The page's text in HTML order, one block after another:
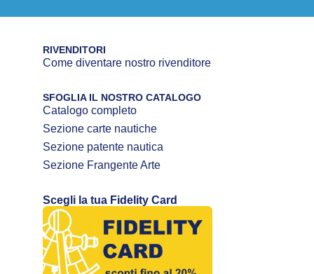
RIVENDITORI
Come diventare nostro rivenditore
SFOGLIA IL NOSTRO CATALOGO
Catalogo completo
Sezione carte nautiche
Sezione patente nautica
Sezione Frangente Arte
Scegli la tua Fidelity Card